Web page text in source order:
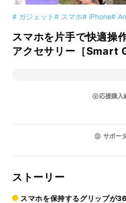
# ガジェット# スマホ# iPhone#
スマホを片手で快適操
アクセサリー［Smart
応援購入
サポー
ストーリー
スマホを保持するグリップが